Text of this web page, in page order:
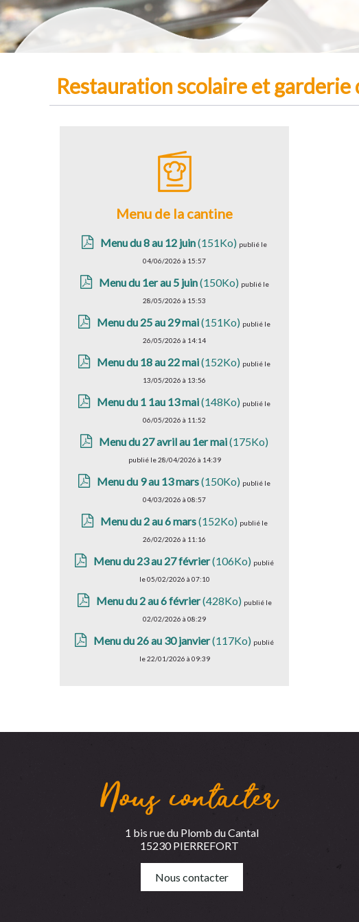
Restauration scolaire et
Menu de la cantine
Menu du 8 au 12 juin(151Ko) publié le
04/06/2026 à 15:57
Menu du 1er au 5 juin(150Ko) publié le
28/05/2026 à 15:53
Menu du 25 au 29 mai(151Ko) publié le
26/05/2026 à 14:14
Menu du 18 au 22 mai(152Ko) publié le
13/05/2026 à 13:56
Menu du 1 1au 13 mai(148Ko) publié le
06/05/2026 à 11:52
Menu du 27 avril au 1er mai(175Ko)
publié le 28/04/2026 à 14:39
Menu du 9 au 13 mars(150Ko) publié le
04/03/2026 à 08:57
Menu du 2 au 6 mars(152Ko) publié le
26/02/2026 à 11:16
Menu du 23 au 27 février(106Ko) publié
le 05/02/2026 à 07:10
Menu du 2 au 6 février(428Ko) publié le
02/02/2026 à 08:29
Menu du 26 au 30 janvier(117Ko) publié
le 22/01/2026 à 09:39
Nous contacter
1 bis rue du Plomb du Cantal
15230 PIERREFORT
Nous contacter